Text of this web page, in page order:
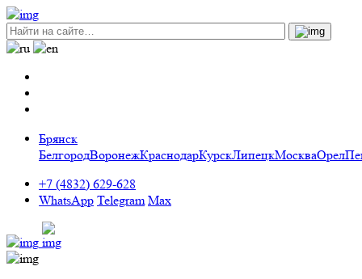
Брянск
БелгородВоронежКраснодарКурскЛипецкМоскваОрел
+7 (4832) 629-628
WhatsApp Telegram Max